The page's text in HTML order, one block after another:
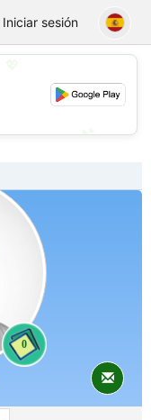
Iniciar sesión
0